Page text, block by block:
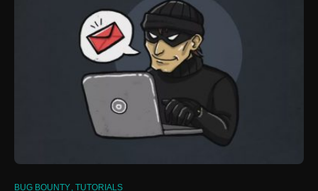
BUG BOUNTY TUTORIALS